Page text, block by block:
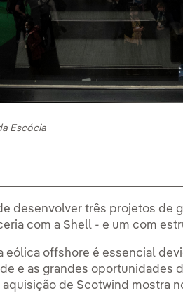
Escócia
desenvolver três projetos de
com a Shell - e um com
eólica offshore é essencial
e as grandes oportunidades
de Scotwind mostra